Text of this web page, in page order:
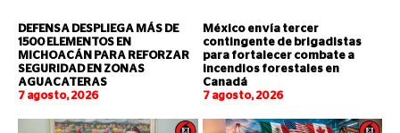
DEFENSA DESPLIEGA MÁS DE
1500 ELEMENTOS EN
MICHOACÁN PARA REFORZAR
SEGURIDAD EN ZONAS
AGUACATERAS
7 agosto, 2026
México envía tercer
contingente de brigadistas
para fortalecer combate a
incendios forestales en
Canadá
7 agosto, 2026